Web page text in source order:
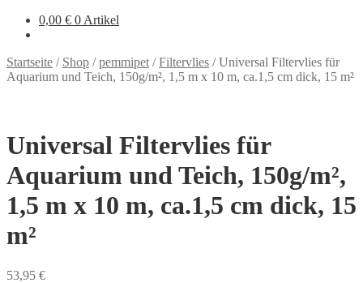
0,00 € 0 Artikel
Startseite / Shop /pemmipet /Filtervlies /Universal Filtervlies für
Aquarium und Teich, 150g/m², 1,5 m x 10 m, ca.1,5 cm dick, 15 m²
Universal Filtervlies für
Aquarium und Teich, 150g/m²,
1,5 m x 10 m, ca.1,5 cm dick, 15
m²
53,95 €